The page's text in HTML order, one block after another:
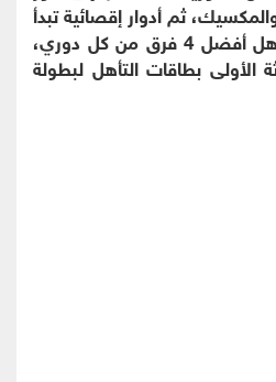
ثم أدوار إقصائية تبدأ
من ربع النهائي، حيث تتأهل أفضل 4 فرق من كل دوري،
الأولى بطاقات التأهل لبطولة